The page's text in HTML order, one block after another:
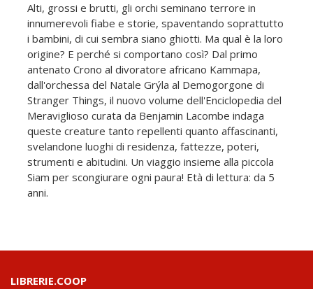
Alti, grossi e brutti, gli orchi seminano terrore in
innumerevoli fiabe e storie, spaventando soprattutto
i bambini, di cui sembra siano ghiotti. Ma qual è la loro
origine? E perché si comportano così? Dal primo
antenato Crono al divoratore africano Kammapa,
dall'orchessa del Natale Grýla al Demogorgone di
Stranger Things, il nuovo volume dell'Enciclopedia del
Meraviglioso curata da Benjamin Lacombe indaga
queste creature tanto repellenti quanto affascinanti,
svelandone luoghi di residenza, fattezze, poteri,
strumenti e abitudini. Un viaggio insieme alla piccola
Siam per scongiurare ogni paura! Età di lettura: da 5
anni.
LIBRERIE.COOP